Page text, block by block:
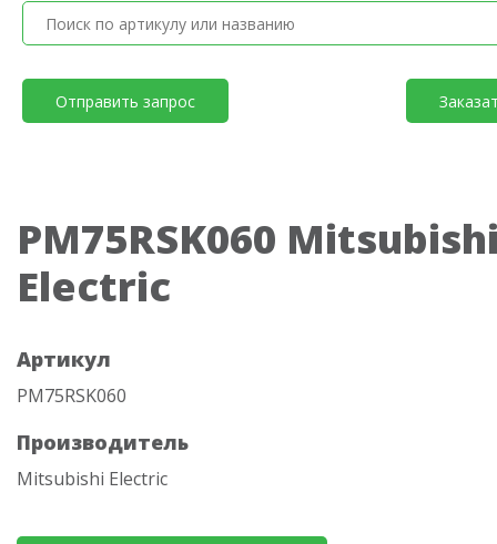
Отправить запрос
PM75RSK060
Electric
Артикул
PM75RSK060
Производитель
Mitsubishi Electric